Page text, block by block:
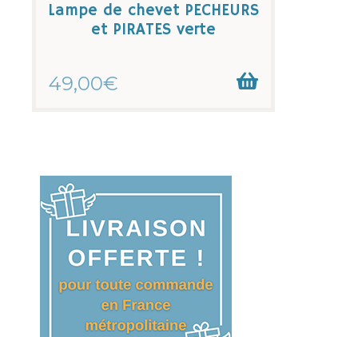
Lampe de chevet PECHEURS
et PIRATES verte
49,00€